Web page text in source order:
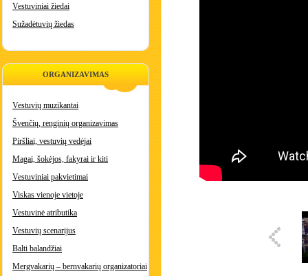
Vestuviniai žiedai
Sužadėtuvių žiedas
ORGANIZAVIMAS
Vestuvių muzikantai
Švenčių, renginių organizavimas
Piršliai, vestuvių vedėjai
Magai, šokėjos, fakyrai ir kiti
Vestuviniai pakvietimai
Viskas vienoje vietoje
Vestuvinė atributika
Vestuvių scenarijus
Balti balandžiai
Mergvakarių – bernvakarių organizatoriai